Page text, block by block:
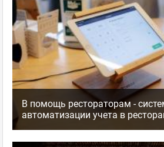
В помощь рестораторам -
автоматизации учета в